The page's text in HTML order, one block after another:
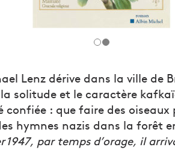
Lenz dérive dans la ville de
solitude et le caractère
confiée : que faire des oiseaux
hymnes nazis dans la forêt
1947, par temps d’orage, il